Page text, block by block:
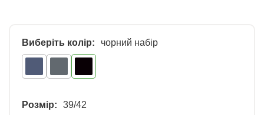
Виберіть колір: чорний набір
Розмір: 39/42